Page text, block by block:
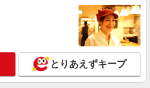
とりあえずキープ